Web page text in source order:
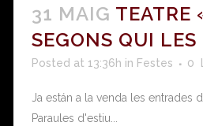
31 MAIG TEATRE
SEGONS QUI
Posted at 13:36h in Festes 0
Ja están a la venda les entrades
Paraules d'estiu...